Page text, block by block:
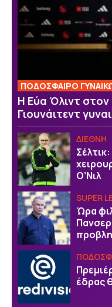
ΠΟΔΟΣΦΑΙΡΟ
Η Εύα Όλιντ
Γιουνάιτεντ
ΔΙΕΘΝΗ
Ο’Νιλ
SUPER
Ώρα
έδρας